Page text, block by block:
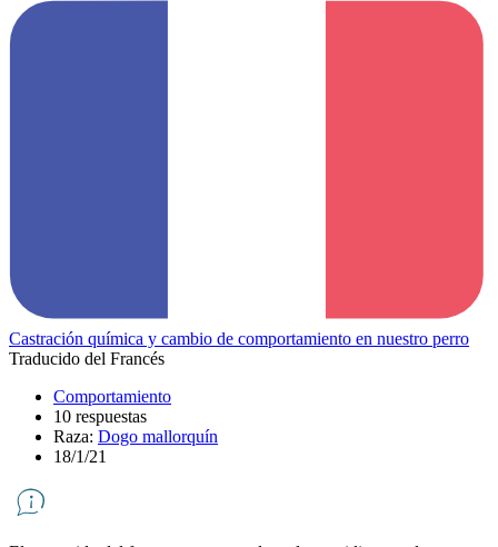
Castración química y cambio de comportamiento en nuestro perro
Traducido del Francés
Comportamiento
10 respuestas
Raza: Dogo mallorquín
18/1/21